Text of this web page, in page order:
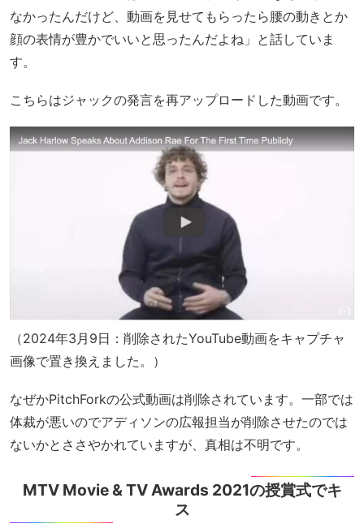
なかったんだけど、動画を見せてもらったら腰の動きとか
顔の表情が豊かでいいと思ったんだよね」と話していま
す。
こちらはジャックの発言を再アップロードした動画です。
（2024年3月9日：削除されたYouTube動画をキャプチャ
画像で置き換えました。）
なぜかPitchForkの公式動画は削除されています。一部では
体裁が悪いのでアディソンの広報担当が削除させたのでは
ないかとささやかれていますが、真相は不明です。
MTV Movie & TV Awards 2021の授賞式でキ
ス